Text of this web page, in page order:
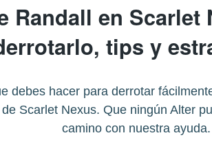
Randall en Scarlet
tips y
debes hacer para derrotar
Scarlet Nexus. Que ningún Alter
camino con nuestra ayuda.